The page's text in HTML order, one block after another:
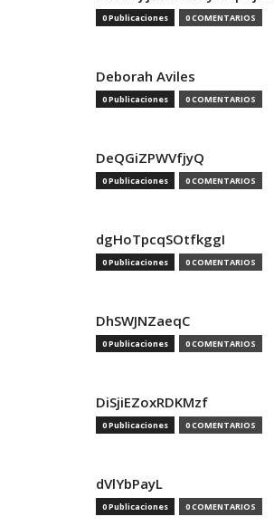
0 Publicaciones 0 COMENTARIOS
Deborah Aviles
0 Publicaciones 0 COMENTARIOS
DeQGiZPWVfjyQ
0 Publicaciones 0 COMENTARIOS
dgHoTpcqSOtfkggI
0 Publicaciones 0 COMENTARIOS
DhSWJNZaeqC
0 Publicaciones 0 COMENTARIOS
DiSjiEZoxRDKMzf
0 Publicaciones 0 COMENTARIOS
dVlYbPayL
0 Publicaciones 0 COMENTARIOS